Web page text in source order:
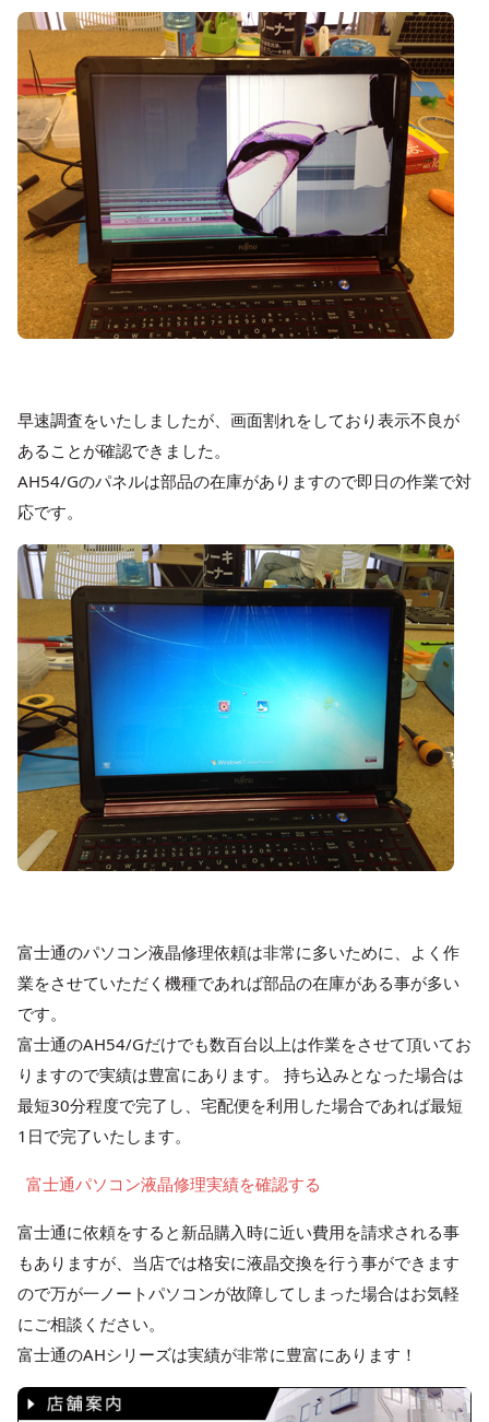
早速調査をいたしましたが、画面割れをしており表示不良が
あることが確認できました。
AH54/Gのパネルは部品の在庫がありますので即日の作業で対
応です。
富士通のパソコン液晶修理依頼は非常に多いために、よく作
業をさせていただく機種であれば部品の在庫がある事が多い
です。
富士通のAH54/Gだけでも数百台以上は作業をさせて頂いてお
りますので実績は豊富にあります。 持ち込みとなった場合は
最短30分程度で完了し、宅配便を利用した場合であれば最短
1日で完了いたします。
富士通パソコン液晶修理実績を確認する
富士通に依頼をすると新品購入時に近い費用を請求される事
もありますが、当店では格安に液晶交換を行う事ができます
ので万が一ノートパソコンが故障してしまった場合はお気軽
にご相談ください。
富士通のAHシリーズは実績が非常に豊富にあります！